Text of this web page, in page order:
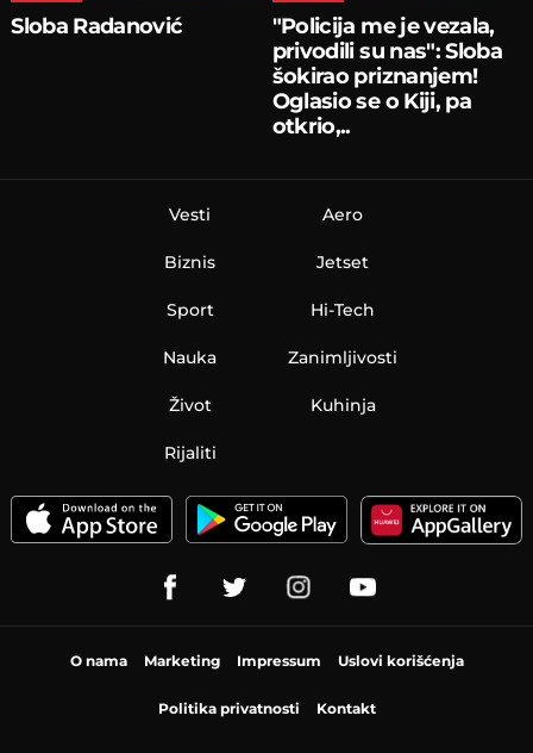
Sloba Radanović
"Policija me je vezala,
privodili su nas": Sloba
šokirao priznanjem!
Oglasio se o Kiji, pa
otkrio,..
Vesti
Biznis
Sport
Nauka
Aero
Jetset
Hi-Tech
Zanimljivosti
Život Kuhinja
Rijaliti
O nama Marketing Impressum Uslovi korišćenja
Politika privatnosti Kontakt